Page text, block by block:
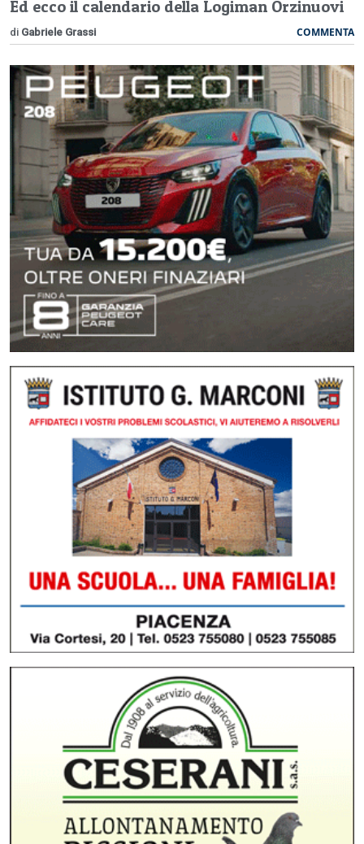
Ed ecco il calendario della Logiman Orzinuovi
di Gabriele Grassi COMMENTA